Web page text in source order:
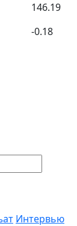
146.19
-0.18
Интервью